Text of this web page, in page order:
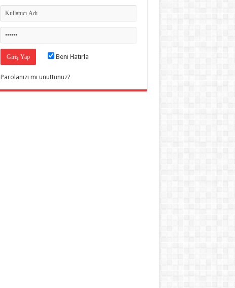
Beni Hatırla
Parolanızı mı unuttunuz?